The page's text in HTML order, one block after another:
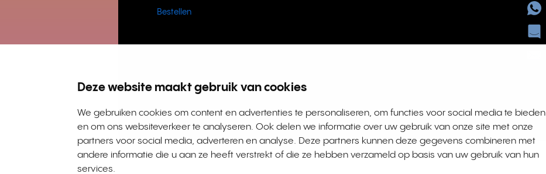
Deze website maakt gebruik van cookies
We gebruiken cookies om content en advertenties te personaliseren, om functies voor social media te bieden
en om ons websiteverkeer te analyseren. Ook delen we informatie over uw gebruik van onze site met onze
partners voor social media, adverteren en analyse. Deze partners kunnen deze gegevens combineren met
andere informatie die u aan ze heeft verstrekt of die ze hebben verzameld op basis van uw gebruik van hun
services.
Bestellen
Rinkel BV, Weena 505, 3013 AL Rotterdam | KVK 63036932 | BTW NL855066271B01